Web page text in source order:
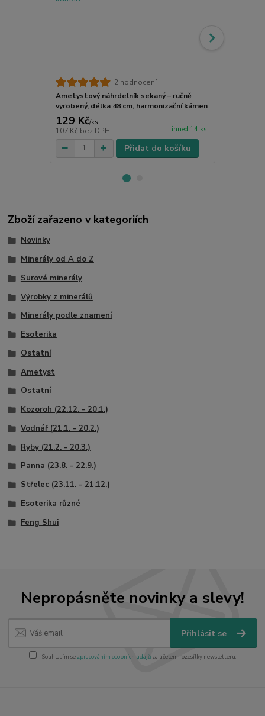
2 hodnocení
Ametystový náhrdelník sekaný – ručně
vyrobený, délka 48 cm, harmonizační kámen
129 Kč/ks
107 Kč bez DPH ihned 14 ks
Přidat do košíku
Zboží zařazeno v kategoriích
Novinky
Minerály od A do Z
Surové minerály
Výrobky z minerálů
Minerály podle znamení
Esoterika
Ostatní
Ametyst
Ostatní
Kozoroh (22.12. - 20.1.)
Vodnář (21.1. - 20.2.)
Ryby (21.2. - 20.3.)
Panna (23.8. - 22.9.)
Střelec (23.11. - 21.12.)
Esoterika různé
Feng Shui
Nepropásněte novinky a slevy!
Přihlásit se
Souhlasím se zpracováním osobních údajůza účelem rozesílky newsletteru.